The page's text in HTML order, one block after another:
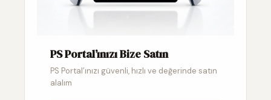
PS Portal’ınızı Bize Satın
PS Portal’ınızı güvenli, hızlı ve değerinde satın
alalım